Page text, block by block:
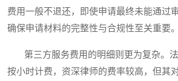
费用一般不退还，即使申请最终未能通过
确保申请材料的完整性与合规性至关重要。
第三方服务费用的明细则更为复杂。法
按小时计费，资深律师的费率较高，但其